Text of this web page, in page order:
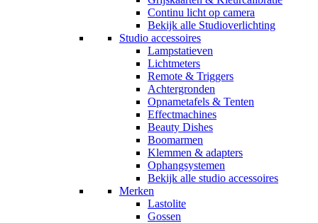
Continu licht op camera
Bekijk alle Studioverlichting
Studio accessoires
Lampstatieven
Lichtmeters
Remote & Triggers
Achtergronden
Opnametafels & Tenten
Effectmachines
Beauty Dishes
Boomarmen
Klemmen & adapters
Ophangsystemen
Bekijk alle studio accessoires
Merken
Lastolite
Gossen